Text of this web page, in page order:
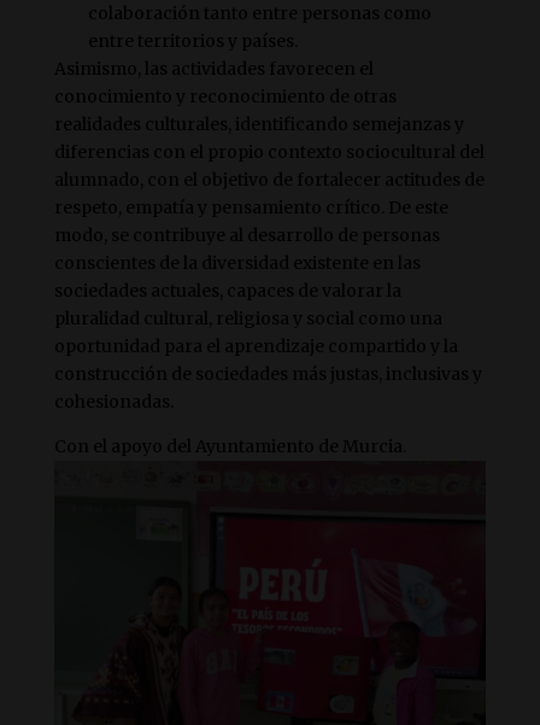
colaboración tanto entre personas como
entre territorios y países.
Asimismo, las actividades favorecen el
conocimiento y reconocimiento de otras
realidades culturales, identificando semejanzas y
diferencias con el propio contexto sociocultural del
alumnado, con el objetivo de fortalecer actitudes de
respeto, empatía y pensamiento crítico. De este
modo, se contribuye al desarrollo de personas
conscientes de la diversidad existente en las
sociedades actuales, capaces de valorar la
pluralidad cultural, religiosa y social como una
oportunidad para el aprendizaje compartido y la
construcción de sociedades más justas, inclusivas y
cohesionadas.
Con el apoyo del Ayuntamiento de Murcia.